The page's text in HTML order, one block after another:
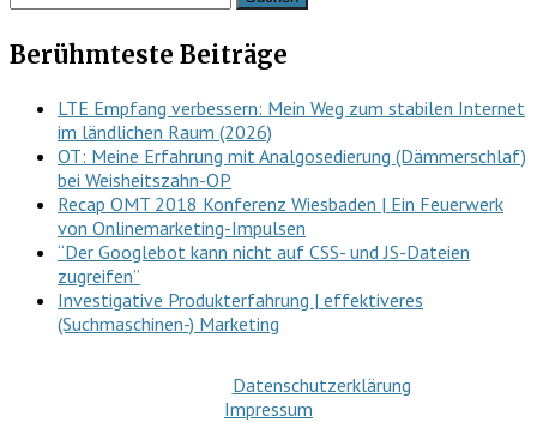
nach:
Berühmteste Beiträge
LTE Empfang verbessern: Mein Weg zum stabilen Internet
im ländlichen Raum (2026)
OT: Meine Erfahrung mit Analgosedierung (Dämmerschlaf)
bei Weisheitszahn-OP
Recap OMT 2018 Konferenz Wiesbaden | Ein Feuerwerk
von Onlinemarketing-Impulsen
“Der Googlebot kann nicht auf CSS- und JS-Dateien
zugreifen”
Investigative Produkterfahrung | effektiveres
(Suchmaschinen-) Marketing
Datenschutzerklärung
Impressum